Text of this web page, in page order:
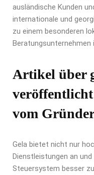
ausländische Kunden
internationale und
zu einem besonderen
Beratungsunternehmen
Artikel über
vom
Gela bietet nicht nur
Dienstleistungen an
Steuersystem besser